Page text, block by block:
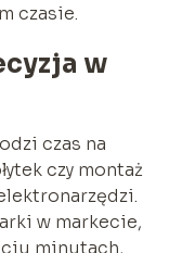
czasie.
w
czas na
czy montaż
w markecie,
minutach,